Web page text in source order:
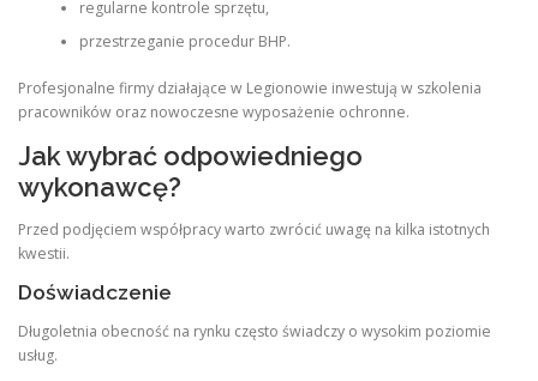
regularne kontrole sprzętu,
przestrzeganie procedur BHP.
Profesjonalne firmy działające w Legionowie inwestują w szkolenia
pracowników oraz nowoczesne wyposażenie ochronne.
Jak wybrać odpowiedniego
wykonawcę?
Przed podjęciem współpracy warto zwrócić uwagę na kilka istotnych
kwestii.
Doświadczenie
Długoletnia obecność na rynku często świadczy o wysokim poziomie
usług.